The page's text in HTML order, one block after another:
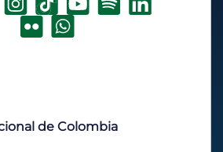
de Colombia